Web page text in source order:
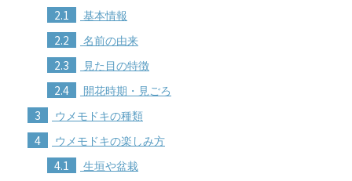
2.1 基本情報
2.2 名前の由来
2.3 見た目の特徴
2.4 開花時期・見ごろ
3 ウメモドキの種類
4 ウメモドキの楽しみ方
4.1 生垣や盆栽